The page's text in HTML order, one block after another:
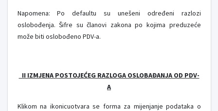
Napomena: Po defaultu su unešeni određeni razlozi
oslobođenja. Šifre su članovi zakona po kojima preduzeće
može biti oslobođeno PDV-a.
II IZMJENA POSTOJEĆEG RAZLOGA OSLOBAĐANJA OD PDV-
A
Klikom na ikonicuotvara se forma za mijenjanje podataka o